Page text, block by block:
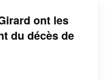
ont les
du décès de